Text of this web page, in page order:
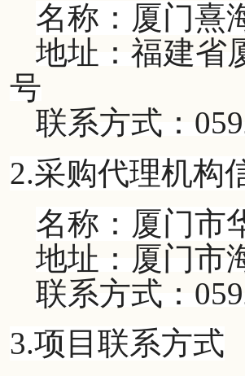
名称：厦门熹
地址：福建省
号
联系方式：
2.采购代理机构
名称：厦门市
地址：厦门市
联系方式：
3.项目联系方式